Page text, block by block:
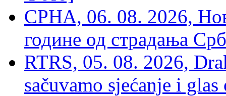
СРНА, 06. 08. 2026,
године од страдања
RTRS, 05. 08. 2026,
sačuvamo sjećanje i